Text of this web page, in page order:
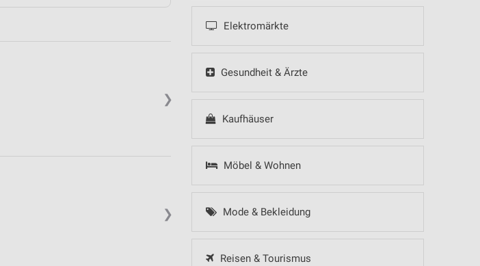
Elektromärkte
Gesundheit & Ärzte
Kaufhäuser
Möbel & Wohnen
Mode & Bekleidung
Reisen & Tourismus
❯
❯